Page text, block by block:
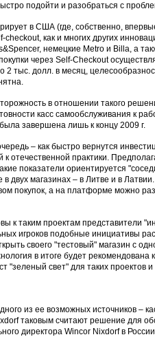
подойти и разобраться с
в США (где, собственно,
как и многих других
немецкие Metro и Billa, а
через Self-Checkout
2 тыс. долл. в месяц,
в отношении такого
касс самообслуживания к
завершена лишь к концу 2009 г.
– как быстро вернутся
отечественной практики.
показатели ориентируется
двух магазинах – в Литве и в
покупок, а на платформе можно
к таким проектам представители
игроков подобные инициативы
своего "тестовый" магазин с
в итоге будет рекомендована
"зеленый свет" для таких проектов
из ее возможных источников –
таковым считают решение для
директора Wincor Nixdorf в